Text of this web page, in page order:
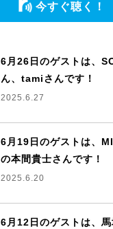
今すぐ聴く！
6月26日のゲストは、
ん、tamiさんです！
2025.6.27
6月19日のゲストは、
の本間貴士さんです！
2025.6.20
6月12日のゲストは、